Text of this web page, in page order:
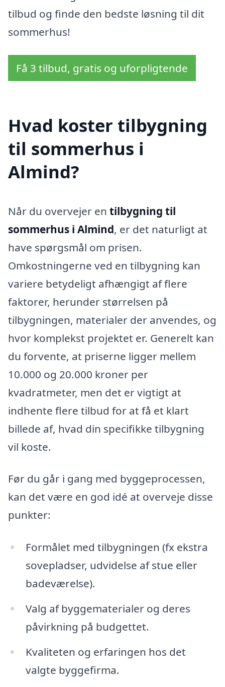
tilbud og finde den bedste løsning til dit
sommerhus!
Få 3 tilbud, gratis og uforpligtende
Hvad koster tilbygning
til sommerhus i
Almind?
Når du overvejer en tilbygning til
sommerhus i Almind, er det naturligt at
have spørgsmål om prisen.
Omkostningerne ved en tilbygning kan
variere betydeligt afhængigt af flere
faktorer, herunder størrelsen på
tilbygningen, materialer der anvendes, og
hvor komplekst projektet er. Generelt kan
du forvente, at priserne ligger mellem
10.000 og 20.000 kroner per
kvadratmeter, men det er vigtigt at
indhente flere tilbud for at få et klart
billede af, hvad din specifikke tilbygning
vil koste.
Før du går i gang med byggeprocessen,
kan det være en god idé at overveje disse
punkter:
Formålet med tilbygningen (fx ekstra
sovepladser, udvidelse af stue eller
badeværelse).
Valg af byggematerialer og deres
påvirkning på budgettet.
Kvaliteten og erfaringen hos det
valgte byggefirma.